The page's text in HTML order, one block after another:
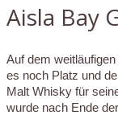
Aisla Bay
Auf dem
es noch Platz und
Malt Whisky für
wurde nach Ende